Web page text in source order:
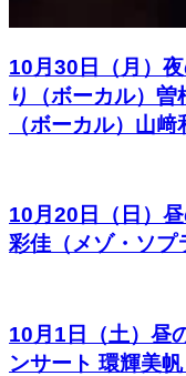
10月30日（月）
り（ボーカル）
（ボーカル）山﨑
10月20日（日）
彩佳（メゾ・ソプ
10月1日（土）昼
ンサート 環輝美